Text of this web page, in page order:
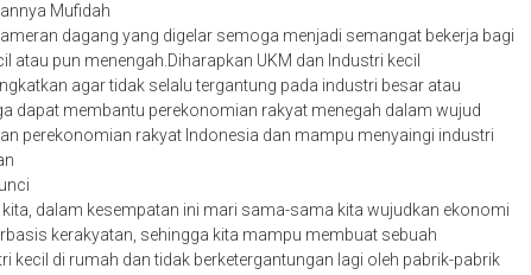
Mufidah
dagang yang digelar semoga menjadi semangat bekerja bagi
atau pun menengah.Diharapkan UKM dan Industri kecil
agar tidak selalu tergantung pada industri besar atau
dapat membantu perekonomian rakyat menegah dalam wujud
perekonomian rakyat Indonesia dan mampu menyaingi industri
dalam kesempatan ini mari sama-sama kita wujudkan ekonomi
kerakyatan, sehingga kita mampu membuat sebuah
kecil di rumah dan tidak berketergantungan lagi oleh pabrik-pabrik